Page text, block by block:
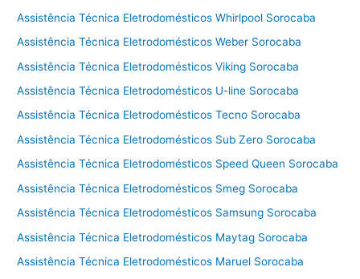
r
a
C
t
i
Assistência Técnica Eletrodomésticos Whirlpool Sorocaba
Assistência Técnica Eletrodomésticos Weber Sorocaba
Assistência Técnica Eletrodomésticos Viking Sorocaba
Assistência Técnica Eletrodomésticos U-line Sorocaba
Assistência Técnica Eletrodomésticos Tecno Sorocaba
Assistência Técnica Eletrodomésticos Sub Zero Sorocaba
Assistência Técnica Eletrodomésticos Speed Queen Sorocaba
Assistência Técnica Eletrodomésticos Smeg Sorocaba
Assistência Técnica Eletrodomésticos Samsung Sorocaba
Assistência Técnica Eletrodomésticos Maytag Sorocaba
Assistência Técnica Eletrodomésticos Maruel Sorocaba